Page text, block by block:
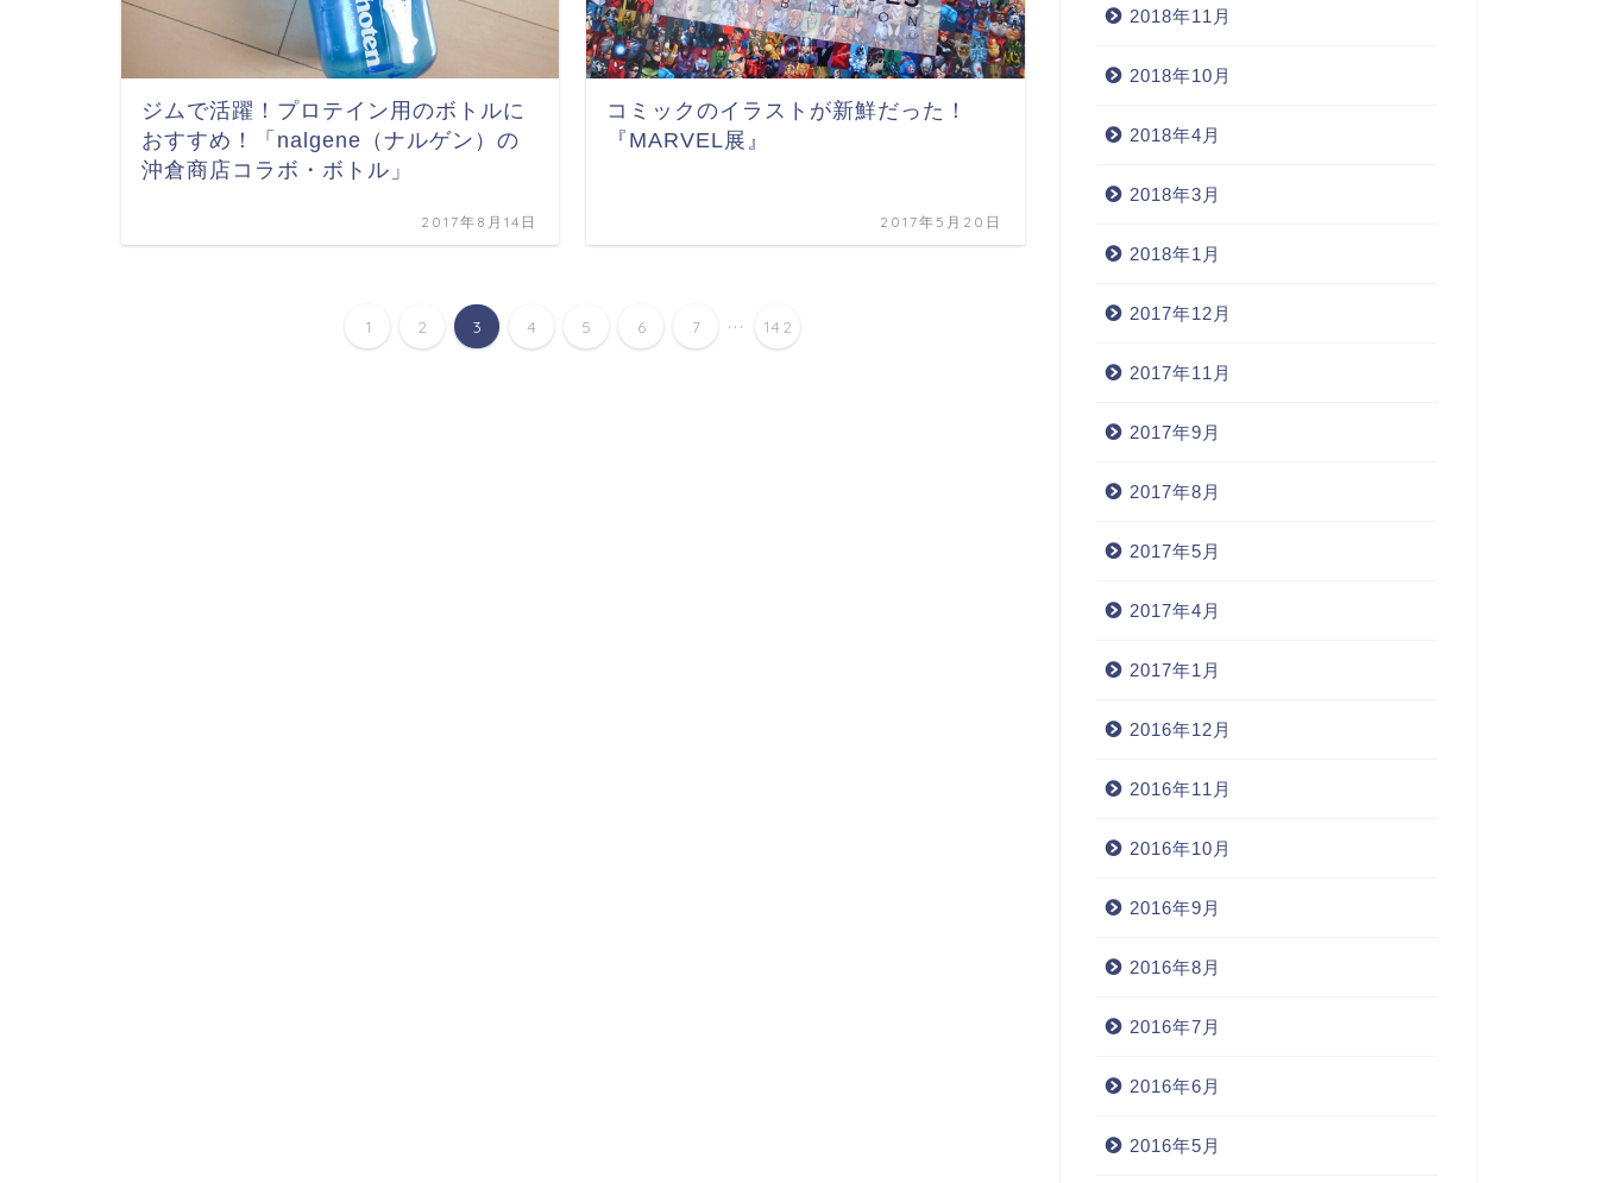
ジムで活躍！プロテイン用のボトルに
おすすめ！「nalgene（ナルゲン）の
沖倉商店コラボ・ボトル」
2017年8月14日
コミックのイラストが新鮮だった！
『MARVEL展』
2017年5月20日
1 2 3 4 5 6 7 ... 142
2018年11月
2018年10月
2018年4月
2018年3月
2018年1月
2017年12月
2017年11月
2017年9月
2017年8月
2017年5月
2017年4月
2017年1月
2016年12月
2016年11月
2016年10月
2016年9月
2016年8月
2016年7月
2016年6月
2016年5月